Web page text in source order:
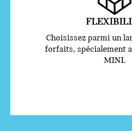
Choisissez parmi un
forfaits, spécialement
MINI.